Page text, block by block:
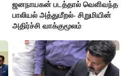
ஜனநாயகன் படத்தால் வெளிவந்த
பாலியல் அத்துமீறல்- சிறுமியின்
அதிர்ச்சி வாக்குமூலம்